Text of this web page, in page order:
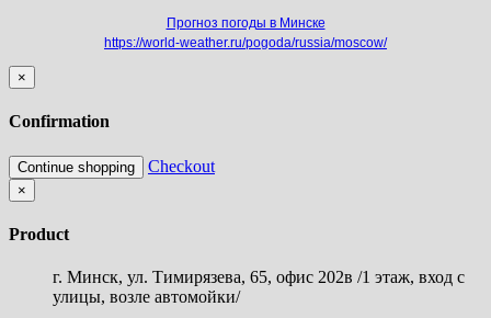
Прогноз погоды в Минске
https://world-weather.ru/pogoda/russia/moscow/
×
Confirmation
Continue shopping Checkout
×
Product
г. Минск, ул. Тимирязева, 65, офис 202в /1 этаж, вход с
улицы, возле автомойки/